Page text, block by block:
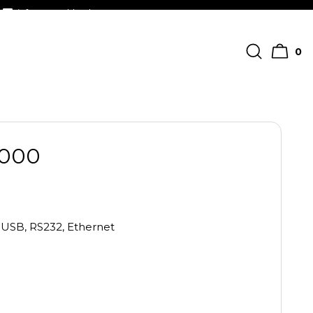
info@streckkodscenter.se
0
RS232, Ethernet